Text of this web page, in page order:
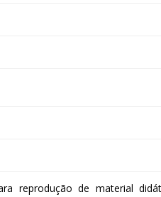
reprodução de material